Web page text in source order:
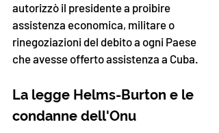
autorizzò il presidente a proibire
assistenza economica, militare o
rinegoziazioni del debito a ogni Paese
che avesse offerto assistenza a Cuba.
La legge Helms-Burton e le
condanne dell'Onu